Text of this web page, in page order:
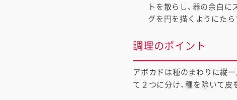
トを散らし、器の余白
グを円を描くようにたら
調理のポイント
アボカドは種のまわりに縦
て２つに分け、種を除いて皮